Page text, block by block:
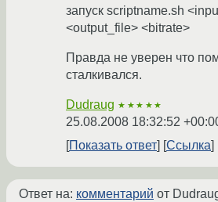
запуск scriptname.sh
<output_file> <bitrate>
Правда не уверен что
сталкивался.
Dudraug ★★★★★
25.08.2008 18:32:52
Показать ответ
Ссылка
Ответ на: комментарий от